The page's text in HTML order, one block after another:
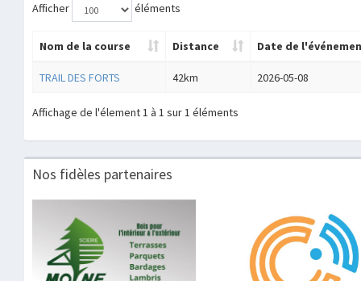
Afficher éléments
Nom de la course Distance Date de
TRAIL DES FORTS 42km 2026-05-08
Affichage de l'élement 1 à 1 sur 1 éléments
Nos fidèles partenaires